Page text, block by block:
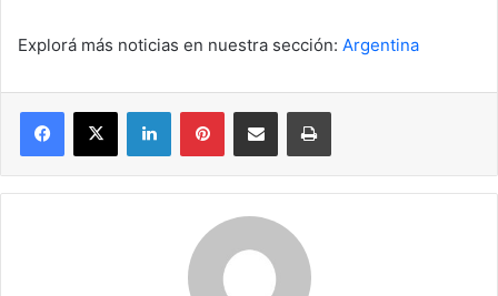
Explorá más noticias en nuestra sección: Argentina
Facebook
X LinkedInPinterestCompartir por correo electrónicoImprimir